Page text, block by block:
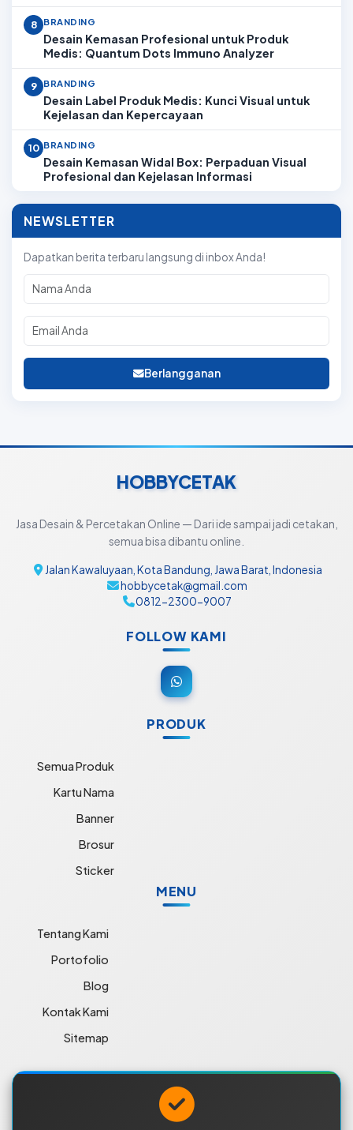
8 BRANDING
Desain Kemasan Profesional untuk Produk
Medis: Quantum Dots Immuno Analyzer
9 BRANDING
Desain Label Produk Medis: Kunci Visual untuk
Kejelasan dan Kepercayaan
10 BRANDING
Desain Kemasan Widal Box: Perpaduan Visual
Profesional dan Kejelasan Informasi
NEWSLETTER
Dapatkan berita terbaru langsung di inbox Anda!
Berlangganan
HOBBYCETAK
Jasa Desain & Percetakan Online — Dari ide sampai jadi cetakan,
semua bisa dibantu online.
Jalan Kawaluyaan, Kota Bandung, Jawa Barat, Indonesia
hobbycetak@gmail.com
0812-2300-9007
FOLLOW KAMI
PRODUK
Semua Produk
Kartu Nama
Banner
Brosur
Sticker
MENU
Tentang Kami
Portofolio
Blog
Kontak Kami
Sitemap